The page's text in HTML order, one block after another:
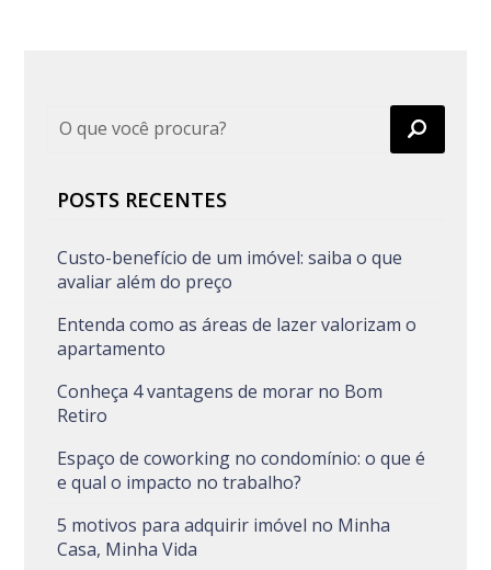
POSTS RECENTES
Custo-benefício de um imóvel: saiba o que
avaliar além do preço
Entenda como as áreas de lazer valorizam o
apartamento
Conheça 4 vantagens de morar no Bom
Retiro
Espaço de coworking no condomínio: o que é
e qual o impacto no trabalho?
5 motivos para adquirir imóvel no Minha
Casa, Minha Vida